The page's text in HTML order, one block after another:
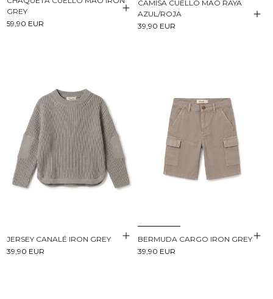
GREY
59,90 EUR
CAMISA CUELLO MAO RAYA
AZUL/ROJA
39,90 EUR
JERSEY CANALÉ IRON GREY
39,90 EUR
BERMUDA CARGO IRON GREY
39,90 EUR